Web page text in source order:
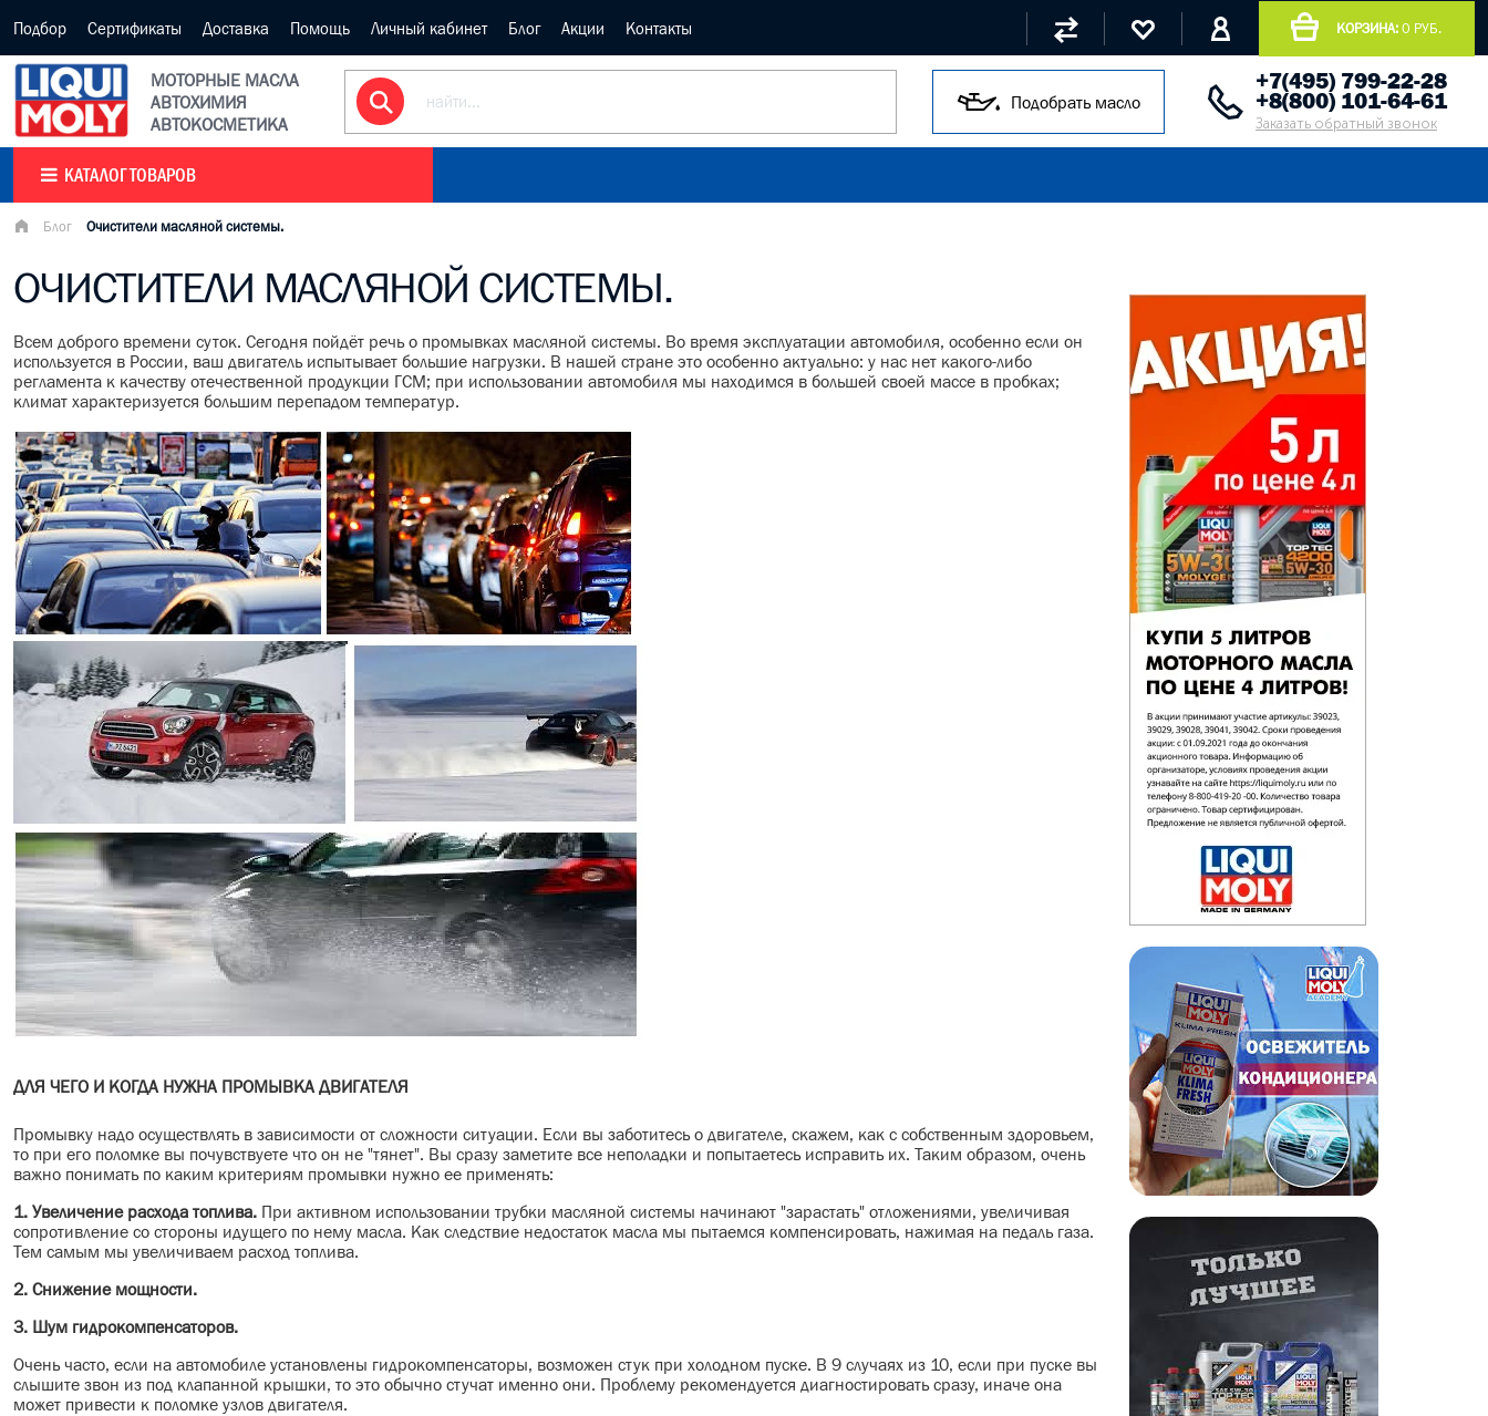
Подбор Сертификаты Доставка Помощь Личный кабинет Блог Акции Контакты КОРЗИНА: 0 РУБ.
МОТОРНЫЕ МАСЛА
АВТОХИМИЯ
АВТОКОСМЕТИКА
Подобрать масло
+7(495) 799-22-28
+8(800) 101-64-61
Заказать обратный звонок
КАТАЛОГ ТОВАРОВ
Блог Очистители масляной системы.
ОЧИСТИТЕЛИ МАСЛЯНОЙ СИСТЕМЫ.
Всем доброго времени суток. Сегодня пойдёт речь о промывках масляной системы. Во время эксплуатации автомобиля, особенно если он
используется в России, ваш двигатель испытывает большие нагрузки. В нашей стране это особенно актуально: у нас нет какого-либо
регламента к качеству отечественной продукции ГСМ; при использовании автомобиля мы находимся в большей своей массе в пробках;
климат характеризуется большим перепадом температур.
ДЛЯ ЧЕГО И КОГДА НУЖНА ПРОМЫВКА ДВИГАТЕЛЯ
Промывку надо осуществлять в зависимости от сложности ситуации. Если вы заботитесь о двигателе, скажем, как с собственным здоровьем,
то при его поломке вы почувствуете что он не "тянет". Вы сразу заметите все неполадки и попытаетесь исправить их. Таким образом, очень
важно понимать по каким критериям промывки нужно ее применять:
1. Увеличение расхода топлива. При активном использовании трубки масляной системы начинают "зарастать" отложениями, увеличивая
сопротивление со стороны идущего по нему масла. Как следствие недостаток масла мы пытаемся компенсировать, нажимая на педаль газа.
Тем самым мы увеличиваем расход топлива.
2. Снижение мощности.
3. Шум гидрокомпенсаторов.
Очень часто, если на автомобиле установлены гидрокомпенсаторы, возможен стук при холодном пуске. В 9 случаях из 10, если при пуске вы
слышите звон из под клапанной крышки, то это обычно стучат именно они. Проблему рекомендуется диагностировать сразу, иначе она
может привести к поломке узлов двигателя.